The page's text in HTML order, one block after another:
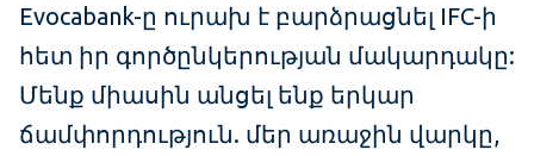
Evocabank-ը ուրախ է բարձրացնել IFC-ի
հետ իր գործընկերության մակարդակը:
Մենք միասին անցել ենք երկար
ճամփորդություն. մեր առաջին վարկը,